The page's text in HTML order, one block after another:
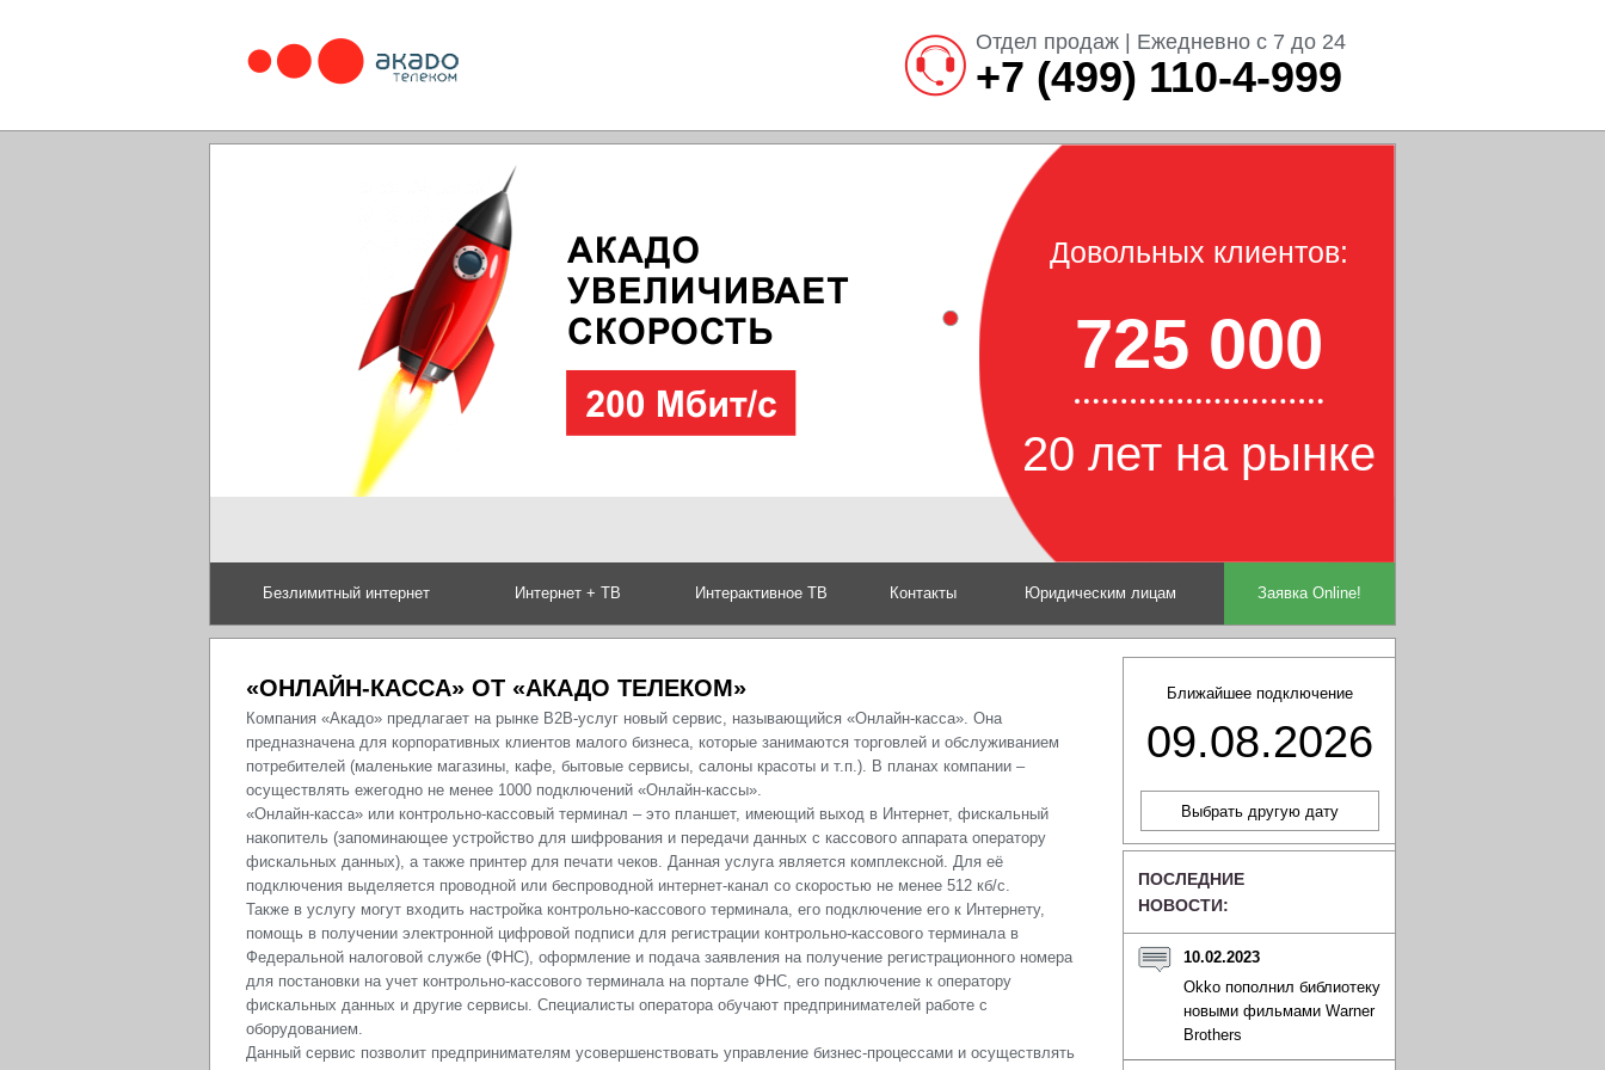
Отдел продаж | Ежедневно с 7 до 24
+7 (499) 110-4-999
Довольных клиентов:
725 000
20 лет на рынке
Безлимитный интернет Интернет + ТВ Интерактивное ТВ Контакты Юридическим лицам Заявка Online!
Ближайшее подключение
09.08.2026
ПОСЛЕДНИЕ
НОВОСТИ:
10.02.2023
Okko пополнил библиотеку
новыми фильмами Warner
Brothers
«ОНЛАЙН-КАССА» ОТ «АКАДО ТЕЛЕКОМ»
Компания «Акадо» предлагает на рынке В2В-услуг новый сервис, называющийся «Онлайн-касса». Она
предназначена для корпоративных клиентов малого бизнеса, которые занимаются торговлей и обслуживанием
потребителей (маленькие магазины, кафе, бытовые сервисы, салоны красоты и т.п.). В планах компании –
осуществлять ежегодно не менее 1000 подключений «Онлайн-кассы».
«Онлайн-касса» или контрольно-кассовый терминал – это планшет, имеющий выход в Интернет, фискальный
накопитель (запоминающее устройство для шифрования и передачи данных с кассового аппарата оператору
фискальных данных), а также принтер для печати чеков. Данная услуга является комплексной. Для её
подключения выделяется проводной или беспроводной интернет-канал со скоростью не менее 512 кб/с.
Также в услугу могут входить настройка контрольно-кассового терминала, его подключение его к Интернету,
помощь в получении электронной цифровой подписи для регистрации контрольно-кассового терминала в
Федеральной налоговой службе (ФНС), оформление и подача заявления на получение регистрационного номера
для постановки на учет контрольно-кассового терминала на портале ФНС, его подключение к оператору
фискальных данных и другие сервисы. Специалисты оператора обучают предпринимателей работе с
оборудованием.
Данный сервис позволит предпринимателям усовершенствовать управление бизнес-процессами и осуществлять